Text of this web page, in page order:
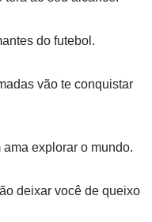
do futebol.
vão te conquistar
ama explorar o mundo.
deixar você de queixo